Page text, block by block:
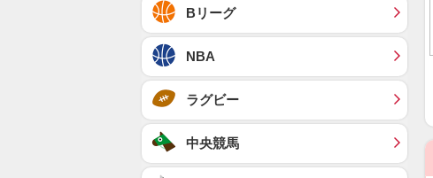
Bリーグ
NBA
ラグビー
中央競馬